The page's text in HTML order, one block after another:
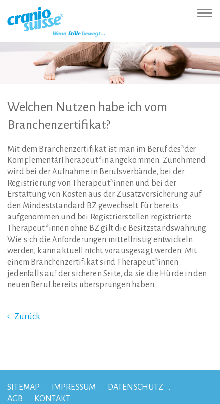
(Accesskey
Hauptnavigation
(Accesskey
Inhalt
(Accesskey
Sprachumschaltung
(Accesskey
Welchen Nutzen habe ich vom
Branchenzertifikat?
Mit dem Branchenzertifikat ist man im Beruf des*der
KomplementärTherapeut*in angekommen. Zunehmend
wird bei der Aufnahme in Berufsverbände, bei der
Registrierung von Therapeut*innen und bei der
Erstattung von Kosten aus der Zusatzversicherung auf
den Mindeststandard BZ gewechselt. Für bereits
aufgenommen und bei Registrierstellen registrierte
Therapeut*innen ohne BZ gilt die Besitzstandswahrung.
Wie sich die Anforderungen mittelfristig entwickeln
werden, kann aktuell nicht vorausgesagt werden. Mit
einem Branchenzertifikat sind Therapeut*innen
jedenfalls auf der sicheren Seite, da sie die Hürde in den
neuen Beruf bereits übersprungen haben.
Zurück
SITEMAP IMPRESSUM
DATENSCHUTZ
AGB
KONTAKT